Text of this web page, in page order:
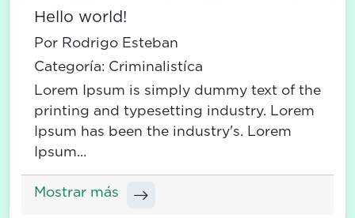
Hello world!
Por Rodrigo Esteban
Categoría: Criminalistíca
Lorem Ipsum is simply dummy text of the
printing and typesetting industry. Lorem
Ipsum has been the industry's. Lorem
Ipsum...
Mostrar más